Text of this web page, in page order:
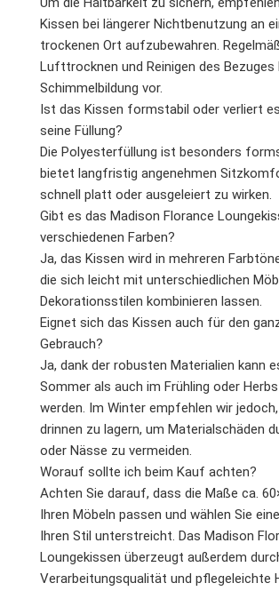
Kissen bei längerer Nichtbenutzung an
trockenen Ort aufzubewahren.
Lufttrocknen und Reinigen des Bezuges
Schimmelbildung vor.
Ist das Kissen formstabil oder verliert
seine Füllung?
Die Polyesterfüllung ist besonders
bietet langfristig angenehmen
schnell platt oder ausgeleiert zu wirken.
Gibt es das Madison Florance
verschiedenen Farben?
Ja, das Kissen wird in mehreren
die sich leicht mit unterschiedlichen
Dekorationsstilen kombinieren lassen.
Eignet sich das Kissen auch für den
Gebrauch?
Ja, dank der robusten Materialien kann
Sommer als auch im Frühling oder
werden. Im Winter empfehlen wir
drinnen zu lagern, um Materialschäden
oder Nässe zu vermeiden.
Worauf sollte ich beim Kauf achten?
Achten Sie darauf, dass die Maße ca.
Ihren Möbeln passen und wählen Sie
Ihren Stil unterstreicht. Das Madison
Loungekissen überzeugt außerdem
Verarbeitungsqualität und pflegeleichte